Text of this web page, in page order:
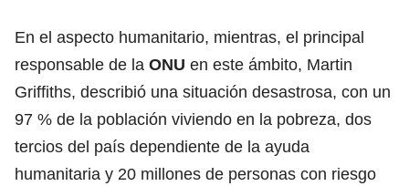
En el aspecto humanitario, mientras, el principal
responsable de la ONU en este ámbito, Martin
Griffiths, describió una situación desastrosa, con un
97 % de la población viviendo en la pobreza, dos
tercios del país dependiente de la ayuda
humanitaria y 20 millones de personas con riesgo